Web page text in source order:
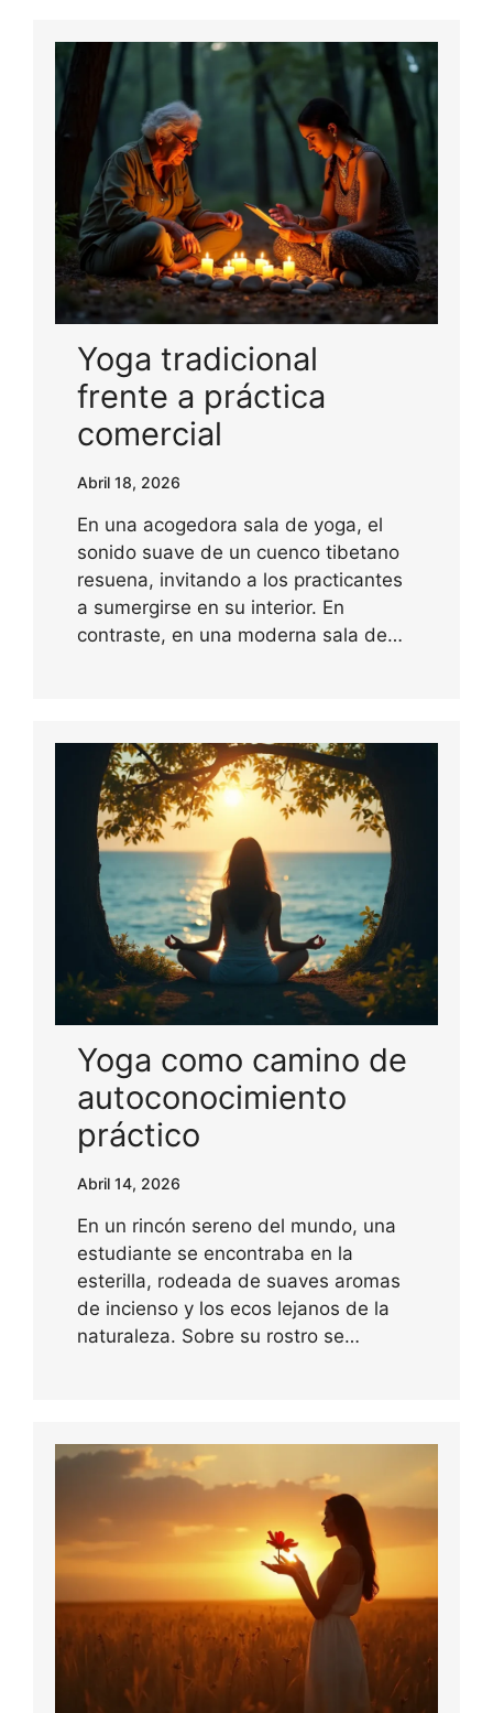
Yoga tradicional
frente a práctica
comercial
Abril 18, 2026
En una acogedora sala de yoga, el
sonido suave de un cuenco tibetano
resuena, invitando a los practicantes
a sumergirse en su interior. En
contraste, en una moderna sala de…
Yoga como camino de
autoconocimiento
práctico
Abril 14, 2026
En un rincón sereno del mundo, una
estudiante se encontraba en la
esterilla, rodeada de suaves aromas
de incienso y los ecos lejanos de la
naturaleza. Sobre su rostro se…